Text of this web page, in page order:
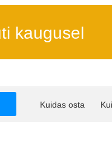
kaugusel
Kuidas osta